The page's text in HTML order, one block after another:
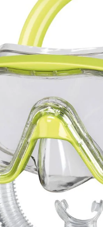
полівініл,
Силіконовий ремінець,
ремінця. Матеріал
гума) Трубка
плавання
GmbH & Co.KG